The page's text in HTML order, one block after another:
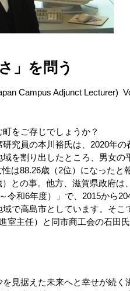
」を問う
Campus Adjunct Lecturer)
をご存じでしょうか？
究員の本川裕氏は、2020年
を割り出したところ、男女
は88.26歳（2位）になった
との事。他方、滋賀県政府
令和6年度）」で、2015から
で高島市としています。そこ
室主任）と同市商工会の石田
を見据えた未来へと幸せが続